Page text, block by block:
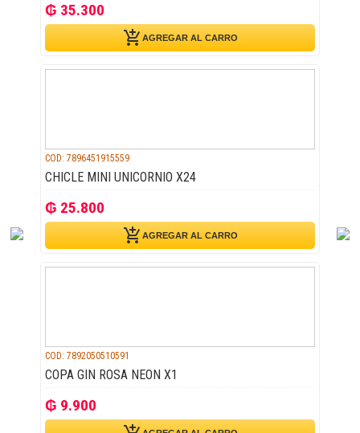
₲ 35.300
add_shopping_cartAGREGAR AL CARRO
COD: 7896451915559
CHICLE MINI UNICORNIO X24
₲ 25.800
add_shopping_cartAGREGAR AL CARRO
COD: 7892050510591
COPA GIN ROSA NEON X1
₲ 9.900